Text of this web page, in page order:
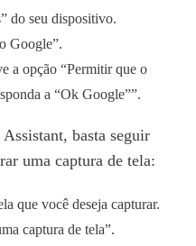
do seu dispositivo.
Google”.
a opção “Permitir que o
a “Ok Google””.
basta seguir
uma captura de tela:
que você deseja capturar.
captura de tela”.